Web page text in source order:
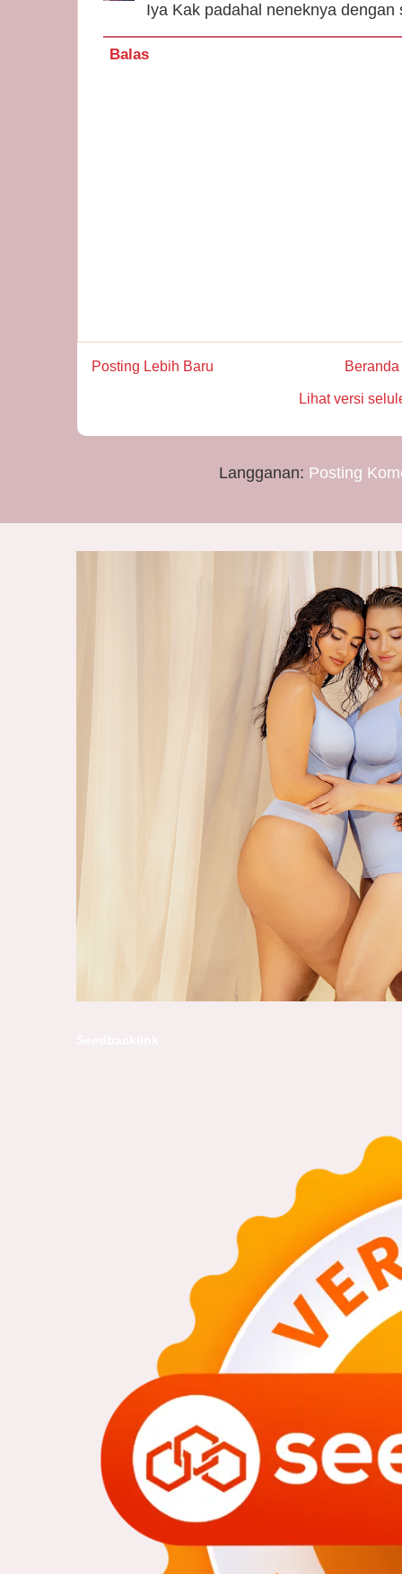
Iya Kak padahal neneknya
Balas
Posting Lebih Baru Beranda
Lihat versi
Langganan: Posting